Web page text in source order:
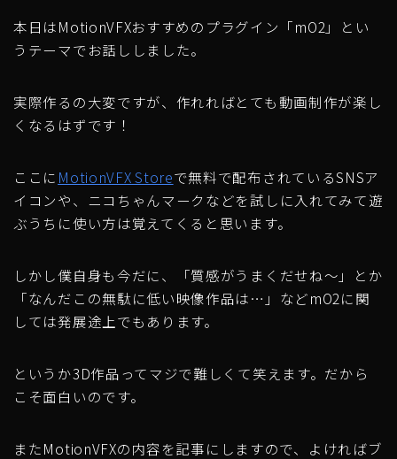
本日はMotionVFXおすすめのプラグイン「mO2」とい
うテーマでお話ししました。
実際作るの大変ですが、作れればとても動画制作が楽し
くなるはずです！
ここに MotionVFX Storeで無料で配布されているSNSア
イコンや、ニコちゃんマークなどを試しに入れてみて遊
ぶうちに使い方は覚えてくると思います。
しかし僕自身も今だに、「質感がうまくだせね〜」とか
「なんだこの無駄に低い映像作品は…」などmO2に関
しては発展途上でもあります。
というか3D作品ってマジで難しくて笑えます。だから
こそ面白いのです。
またMotionVFXの内容を記事にしますので、よければブ